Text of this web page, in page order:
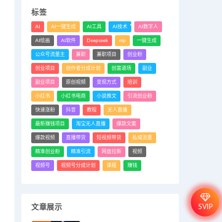
标签
AI AI一键生成 AI工具 AI技术 AI数字人
AI绘画 AI软件 Deepseek mp 一键生成
公众号流量主 兼职 兼职项目 创业粉
创业项目 创作者分成计划 创富道场 副业
副业项目 原创视频 变现方式 培训
小红书 小红书电商 小说推文 引流创业粉
快速涨粉 抖音 教程 无人直播
最新赚钱项目 淘宝无人直播 爆款文案
爆款视频 直播带货 短视频带货 私域流量
精准创业粉 精准引流 网盘拉新 视频
视频号 视频号分成计划 课程 赚钱
文章展示 SVIP